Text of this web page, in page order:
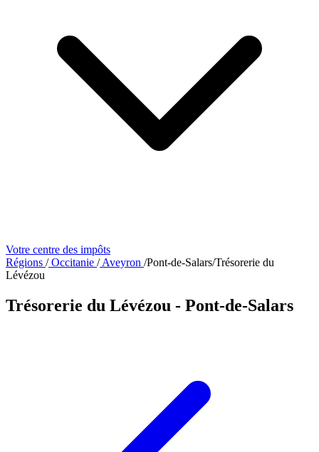
Votre centre des impôts
Régions /Occitanie /Aveyron /Pont-de-Salars/Trésorerie du
Lévézou
Trésorerie du Lévézou - Pont-de-Salars